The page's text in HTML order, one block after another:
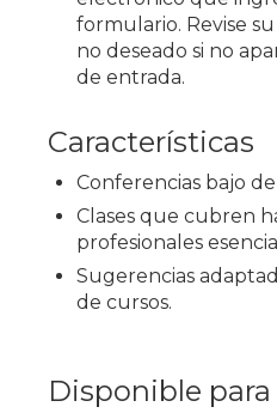
formulario. Revise
no deseado si no
de entrada.
Características
Conferencias bajo
Clases que cubren
profesionales
Sugerencias
de cursos.
Disponible para